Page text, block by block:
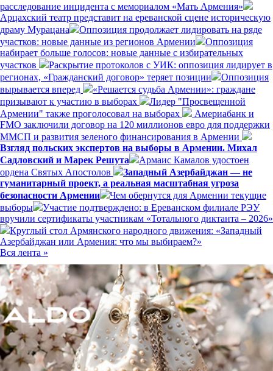
расследование инцидента с мемориалом «Мать Армения»
Арцахский театр представит на ереванской сцене историческую
драму Мурацана
Оппозиция продолжает лидировать на ряде
участков: новые данные из регионов Армении
Оппозиция
набирает больше голосов: новые данные с избирательных
участков
Раскрытие протоколов с УИК: оппозиция лидирует в
регионах, «Гражданский договор» теряет позиции
Оппозиция
вырывается вперед
«Решается судьба Армении»: граждане
призывают к участию в выборах
Лидер "Просвещенной
Армении" также проголосовал на выборах
Америабанк и
FMO заключили договор на 120 миллионов евро для поддержки
ММСП и развития зеленого финансирования в Армении
Взгляд польских экспертов на выборы в Армении. Михал
Садловский и Марек Решута
Армаис Камалов удостоен
ордена Святых Апостолов
Западный Азербайджан — не
гуманитарный проект, а реальная масштабная угроза
безопасности Армении
Чем обернутся для Армении текущие
выборы
Участие подтверждено: в Ереванском филиале РЭУ
вручили сертификаты участникам «Тотального диктанта – 2026»
Круглый стол Армянского народного движения: «Западный
Азербайджан или Армения: что мы выбираем?»
Вся лента »